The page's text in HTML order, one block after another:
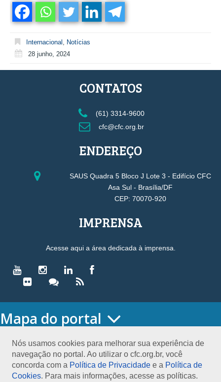
Internacional
Notícias
28 junho, 2024
Nós usamos cookies para melhorar sua experiência de
navegação no portal. Ao utilizar o cfc.org.br, você
concorda com a Política de Privacidade e a Política de
Cookies. Para mais informações, acesse as políticas.
CONTATOS
(61) 3314-9600
cfc@cfc.org.br
ENDEREÇO
SAUS Quadra 5 Bloco J Lote 3 - Edifício CFC
Asa Sul - Brasília/DF
CEP: 70070-920
IMPRENSA
Acesse aqui a área dedicada à imprensa.
Mapa do portal
O CONSELHO
Conselho Diretor
Nossa Sede
Planejamento